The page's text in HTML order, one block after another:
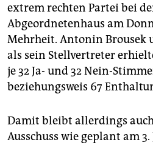
genossenschaft
epaper login
extrem rechten Partei bei
Abgeordnetenhaus am
Mehrheit. Antonin Brousek
als sein Stellvertreter
je 32 Ja- und 32 Nein-
beziehungsweis 67
Damit bleibt allerdings
Ausschuss wie geplant am